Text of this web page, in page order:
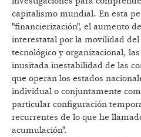
capitalismo mundial. En esta
"financierización", el aumento
interestatal por la movilidad
tecnológico y organizacional,
inusitada inestabilidad de las
que operan los estados
individual o conjuntamente
particular configuración
recurrentes de lo que he
acumulación".